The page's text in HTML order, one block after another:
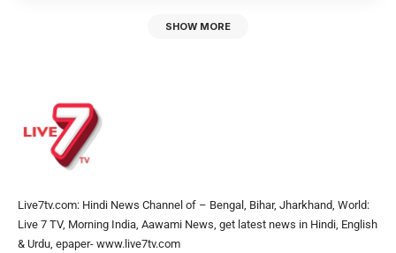
SHOW MORE
Live7tv.com: Hindi News Channel of – Bengal, Bihar, Jharkhand, World:
Live 7 TV, Morning India, Aawami News, get latest news in Hindi, English
& Urdu, epaper- www.live7tv.com